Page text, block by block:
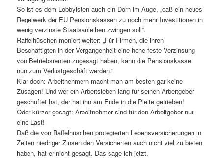
So ist es dem Lobbyisten auch ein Dorn im Auge, „daß ein neues
Regelwerk der EU Pensionskassen zu noch mehr Investitionen in
wenig verzinste Staatsanleihen zwingen soll“.
Raffelhüschen moniert weiter: „Für Firmen, die ihren
Beschäftigten in der Vergangenheit eine hohe feste Verzinsung
von Betriebsrenten zugesagt haben, kann die Pensionskasse
nun zum Verlustgeschäft werden.“
Klar doch: Arbeitnehmern macht man am besten gar keine
Zusagen! Und wer ein Arbeitsleben lang für seinen Arbeitgeber
geschuftet hat, der hat ihn am Ende in die Pleite getrieben!
Oder kürzer gesagt: Arbeitnehmer sind für den Arbeitgeber nur
eine Last!
Daß die von Raffelhüschen protegierten Lebensversicherungen in
Zeiten niedriger Zinsen den Versicherten auch nicht viel zu bieten
haben, hat er nicht gesagt. Das sage ich jetzt.